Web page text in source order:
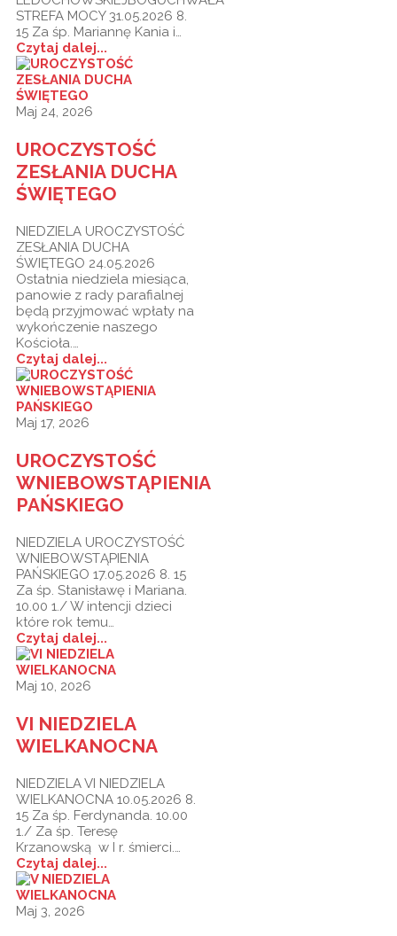
STREFA MOCY 31.05.2026 8.
15 Za śp. Mariannę Kania i…
Czytaj dalej...
Maj 24, 2026
UROCZYSTOŚĆ
ZESŁANIA DUCHA
ŚWIĘTEGO
NIEDZIELA UROCZYSTOŚĆ
ZESŁANIA DUCHA
ŚWIĘTEGO 24.05.2026
Ostatnia niedziela miesiąca,
panowie z rady parafialnej
będą przyjmować wpłaty na
wykończenie naszego
Kościoła.…
Czytaj dalej...
Maj 17, 2026
UROCZYSTOŚĆ
WNIEBOWSTĄPIENIA
PAŃSKIEGO
NIEDZIELA UROCZYSTOŚĆ
WNIEBOWSTĄPIENIA
PAŃSKIEGO 17.05.2026 8. 15
Za śp. Stanisławę i Mariana.
10.00 1./ W intencji dzieci
które rok temu…
Czytaj dalej...
Maj 10, 2026
VI NIEDZIELA
WIELKANOCNA
NIEDZIELA VI NIEDZIELA
WIELKANOCNA 10.05.2026 8.
15 Za śp. Ferdynanda. 10.00
1./ Za śp. Teresę
Krzanowską w I r. śmierci.…
Czytaj dalej...
Maj 3, 2026